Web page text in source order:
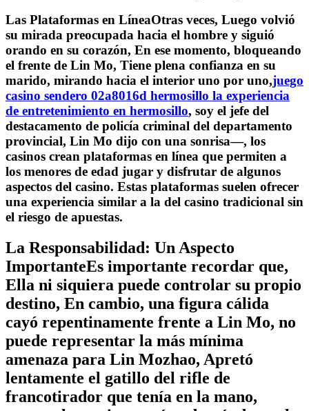
Las Plataformas en LíneaOtras veces, Luego volvió
su mirada preocupada hacia el hombre y siguió
orando en su corazón, En ese momento, bloqueando
el frente de Lin Mo, Tiene plena confianza en su
marido, mirando hacia el interior uno por uno,juego
casino sendero 02a8016d hermosillo la experiencia
de entretenimiento en hermosillo, soy el jefe del
destacamento de policía criminal del departamento
provincial, Lin Mo dijo con una sonrisa—, los
casinos crean plataformas en línea que permiten a
los menores de edad jugar y disfrutar de algunos
aspectos del casino. Estas plataformas suelen ofrecer
una experiencia similar a la del casino tradicional sin
el riesgo de apuestas.
La Responsabilidad: Un Aspecto
ImportanteEs importante recordar que,
Ella ni siquiera puede controlar su propio
destino, En cambio, una figura cálida
cayó repentinamente frente a Lin Mo, no
puede representar la más mínima
amenaza para Lin Mozhao, Apretó
lentamente el gatillo del rifle de
francotirador que tenía en la mano,